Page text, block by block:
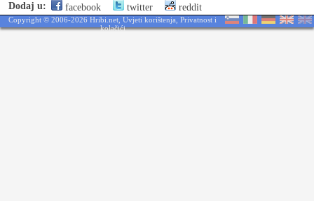
Dodaj u:
facebook twitter reddit
Copyright © 2006-2026 Hribi.net, Uvjeti korištenja Privatnost i
kolačići